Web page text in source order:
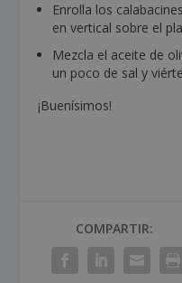
Enrolla los
en vertical sobre el
Mezcla el aceite de
un poco de sal y
¡Buenísimos!
COMPARTIR: